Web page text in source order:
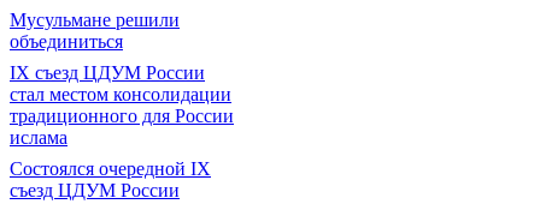
Мусульмане решили
объединиться
IX съезд ЦДУМ России
стал местом консолидации
традиционного для России
ислама
Состоялся очередной IX
съезд ЦДУМ России